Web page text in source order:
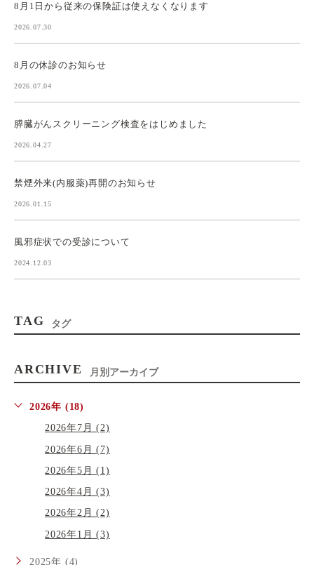
8月1日から従来の保険証は使えなくなります
2026.07.30
8月の休診のお知らせ
2026.07.04
膵臓がんスクリーニング検査をはじめました
2026.04.27
禁煙外来(内服薬)再開のお知らせ
2026.01.15
風邪症状での受診について
2024.12.03
TAG タグ
ARCHIVE 月別アーカイブ
2026年 (18)
2026年7月 (2)
2026年6月 (7)
2026年5月 (1)
2026年4月 (3)
2026年2月 (2)
2026年1月 (3)
2025年 (4)